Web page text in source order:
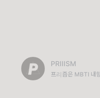
PRIIISM
프리즘은 MBTI 내